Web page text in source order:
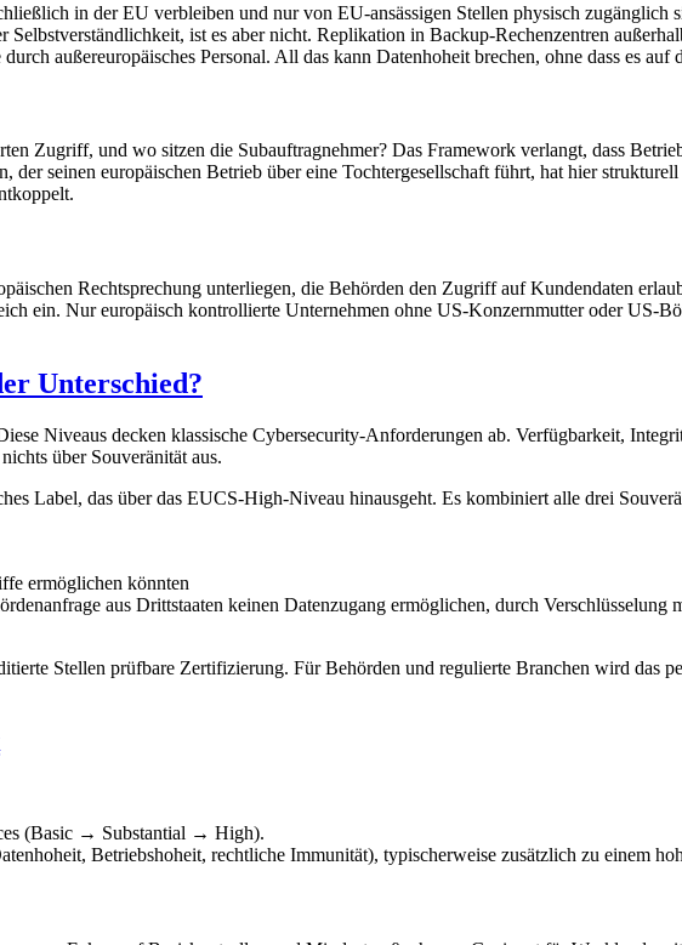
in der EU verbleiben und nur von EU-ansässigen Stellen physisch zugänglich
Selbstverständlichkeit, ist es aber nicht. Replikation in Backup-Rechenzentren
außereuropäisches Personal. All das kann Datenhoheit brechen, ohne dass es auf
Zugriff, und wo sitzen die Subauftragnehmer? Das Framework verlangt, dass
seinen europäischen Betrieb über eine Tochtergesellschaft führt, hat hier
Rechtsprechung unterliegen, die Behörden den Zugriff auf Kundendaten
ein. Nur europäisch kontrollierte Unternehmen ohne US-Konzernmutter oder US-
Unterschied?
Niveaus decken klassische Cybersecurity-Anforderungen ab. Verfügbarkeit,
über Souveränität aus.
Label, das über das EUCS-High-Niveau hinausgeht. Es kombiniert alle drei
ermöglichen könnten
aus Drittstaaten keinen Datenzugang ermöglichen, durch Verschlüsselung
Stellen prüfbare Zertifizierung. Für Behörden und regulierte Branchen wird das
(Basic → Substantial → High).
Betriebshoheit, rechtliche Immunität), typischerweise zusätzlich zu einem